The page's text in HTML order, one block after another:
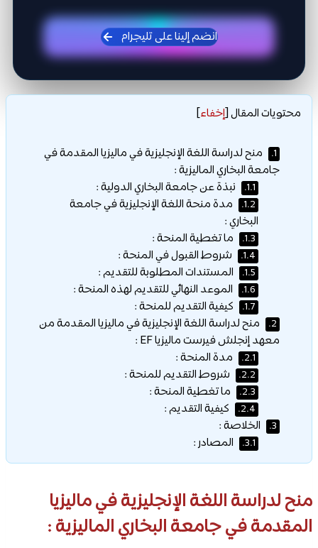
انضم إلينا على تليجرام
محتويات المقال[إخفاء]
1.
منح لدراسة اللغة الإنجليزية في ماليزيا المقدمة في
جامعة البخاري الماليزية :
1.1. نبذة عن جامعة البخاري الدولية :
1.2.
مدة منحة اللغة الإنجليزية في جامعة
البخاري :
1.3. ما تغطية المنحة :
1.4. شروط القبول في المنحة :
1.5. المستندات المطلوبة للتقديم :
1.6. الموعد النهائي للتقديم لهذه المنحة :
1.7. كيفية التقديم للمنحة :
2.
منح لدراسة اللغة الإنجليزية في ماليزيا المقدمة من
معهد إنجلش فيرست ماليزيا EF :
2.1. مدة المنحة :
2.2. شروط التقديم للمنحة :
2.3. ما تغطية المنحة :
2.4. كيفية التقديم :
3. الخلاصة :
3.1. المصادر :
منح لدراسة اللغة الإنجليزية في ماليزيا
المقدمة في جامعة البخاري الماليزية :